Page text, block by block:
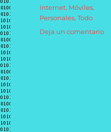
Internet, Móviles,
Personales,Todo
Deja un comentarioen